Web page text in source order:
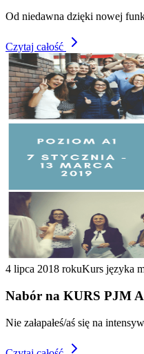
Od niedawna dzięki nowej
Czytaj całość
4 lipca 2018 rokuKurs języka
Nabór na KURS PJM
Nie załapałeś/aś się na